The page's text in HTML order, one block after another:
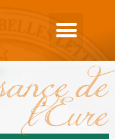
de
l'Eure